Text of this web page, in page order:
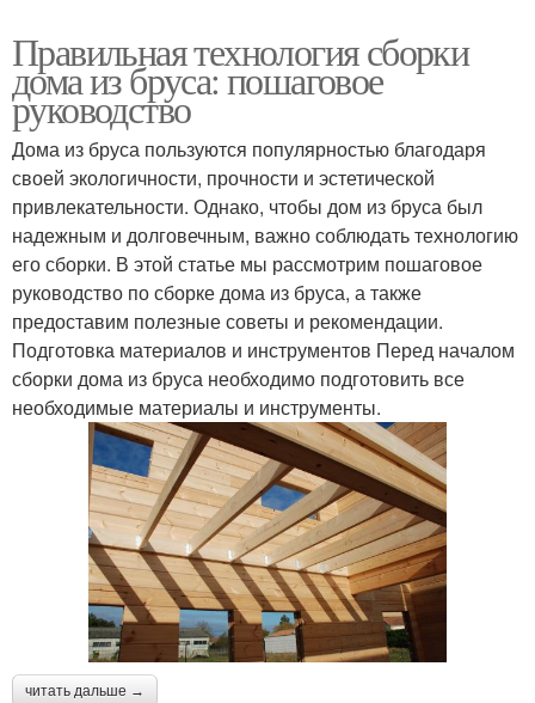
Правильная технология сборки
дома из бруса: пошаговое
руководство
Дома из бруса пользуются популярностью благодаря
своей экологичности, прочности и эстетической
привлекательности. Однако, чтобы дом из бруса был
надежным и долговечным, важно соблюдать технологию
его сборки. В этой статье мы рассмотрим пошаговое
руководство по сборке дома из бруса, а также
предоставим полезные советы и рекомендации.
Подготовка материалов и инструментов Перед началом
сборки дома из бруса необходимо подготовить все
необходимые материалы и инструменты.
читать дальше →